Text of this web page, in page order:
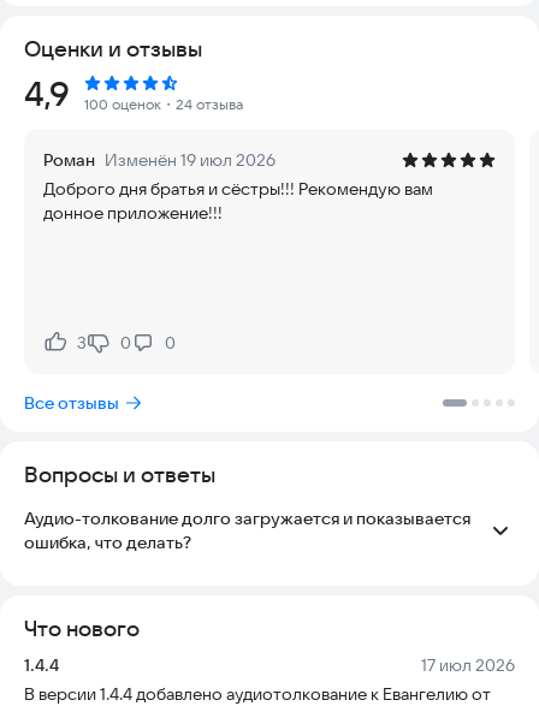
Оценки и отзывы
Рейтинг:
4,9 100 оценок ・24 отзыва
Роман Изменён 19 июл 2026
Доброго дня братья и сёстры!!! Рекомендую вам
донное приложение!!!
Нравится:
3Не нравится:
0 0
Все отзывы
Вопросы и ответы
Аудио-толкование долго загружается и показывается
ошибка, что делать?
Что нового
Версия:
1.4.4 Дата:
17 июл 2026
В версии 1.4.4 добавлено аудиотолкование к Евангелию от